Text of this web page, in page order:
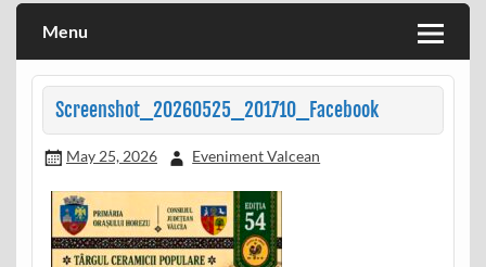
Menu
Screenshot_20260525_201710_Facebook
May 25, 2026 Eveniment Valcean